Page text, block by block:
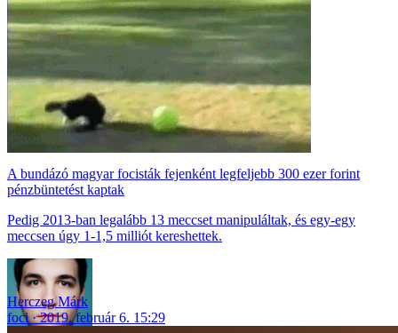
A bundázó magyar focisták fejenként legfeljebb 300 ezer forint
pénzbüntetést kaptak
Pedig 2013-ban legalább 13 meccset manipuláltak, és egy-egy
meccsen úgy 1-1,5 milliót kereshettek.
Herczeg Márk
foci
2019. február 6. 15:29